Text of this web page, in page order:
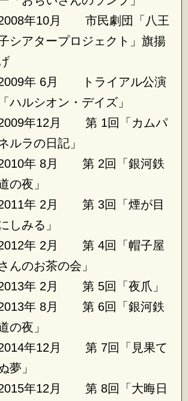
年10月 市民劇団「八王
シアタープロジェクト」旗揚
年 6月 トライアル公演
「ハルシオン・デイズ」
年12月 第 1回「カムパ
ルラの日記」
年 8月 第 2回「銀河鉄
の夜」
年 2月 第 3回「煙が目
しみる」
年 2月 第 4回「帽子屋
んのお茶の会」
年 2月 第 5回「夜爪」
年 8月 第 6回「銀河鉄
の夜」
年12月 第 7回「見果て
夢」
年12月 第 8回「大晦日